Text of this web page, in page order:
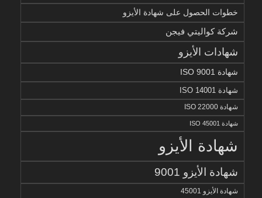
خطوات الحصول على شهادة الأيزو
شركة كواليتي فيجن
شهادات الأيزو
شهادة ISO 9001
شهادة ISO 14001
شهادة ISO 22000
شهادة ISO 45001
شهادة الأيزو
شهادة الأيزو 9001
شهادة الأيزو 45001